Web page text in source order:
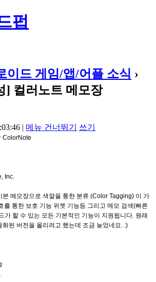
펍
이드 게임/앱/어플 소식 ›
] 컬러노트 메모장
| 메뉴 건너뛰기 쓰기
Inc.
본 메모장으로 색깔을 통한 분류 (Color Tagging) 이 가
를 통한 보호 기능 위젯 기능등 그리고 메모 검색(빠른
가 할 수 있는 모든 기본적인 기능이 지원됩니다. 원래
화된 버전을 올리려고 했는데 조금 늦었네요. :)